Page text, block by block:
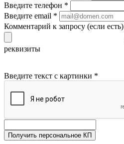
Введите телефон *
Введите email *
Комментарий к запросу (если есть)
реквизиты
Введите текст с картинки *
Получить персональное КП